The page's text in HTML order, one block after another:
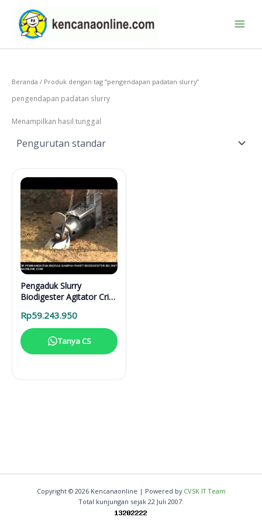
konten
Beranda / Produk dengan tag “pengendapan padatan slurry”
pengendapan padatan slurry
Menampilkan hasil tunggal
Pengaduk Slurry
Biodigester Agitator Cri-
Rp59.243.950
Tanya CS
Copyright © 2026 Kencanaonline | Powered by CVSK IT Team
Total kunjungan sejak 22 Juli 2007: